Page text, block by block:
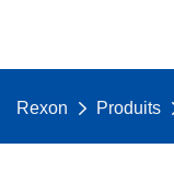
Rexon Produits